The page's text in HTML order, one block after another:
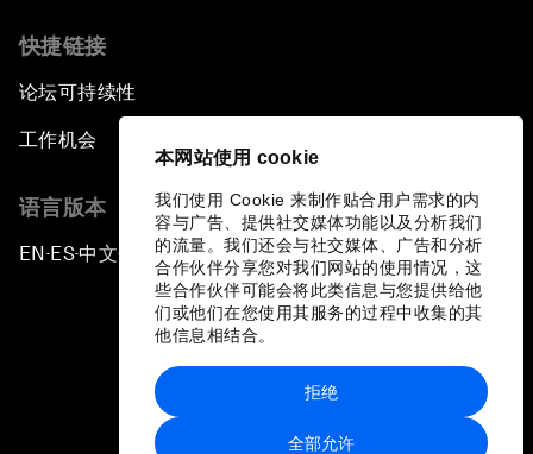
本网站使用 cookie
我们使用 Cookie 来制作贴合用户需求的内
容与广告、提供社交媒体功能以及分析我们
的流量。我们还会与社交媒体、广告和分析
合作伙伴分享您对我们网站的使用情况，这
些合作伙伴可能会将此类信息与您提供给他
们或他们在您使用其服务的过程中收集的其
他信息相结合。
全部允许
拒绝
快捷链接
论坛可持续性
工作机会
语言版本
EN ▪ES▪中文▪ 日本語